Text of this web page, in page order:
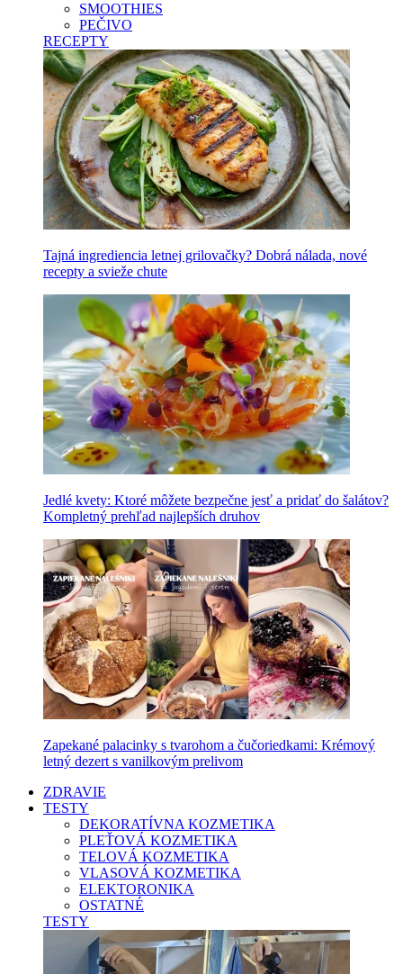
SMOOTHIES
PEČIVO
RECEPTY
Tajná ingrediencia letnej grilovačky? Dobrá nálada, nové
recepty a svieže chute
Jedlé kvety: Ktoré môžete bezpečne jesť a pridať do šalátov?
Kompletný prehľad najlepších druhov
Zapekané palacinky s tvarohom a čučoriedkami: Krémový
letný dezert s vanilkovým prelivom
ZDRAVIE
TESTY
DEKORATÍVNA KOZMETIKA
PLEŤOVÁ KOZMETIKA
TELOVÁ KOZMETIKA
VLASOVÁ KOZMETIKA
ELEKTORONIKA
OSTATNÉ
TESTY